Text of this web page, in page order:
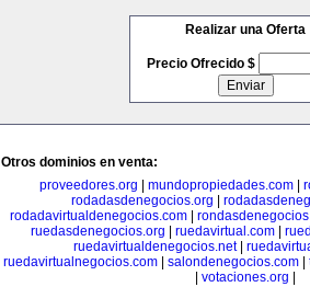
Realizar una Oferta
Precio Ofrecido $
Otros dominios en venta:
proveedores.org
mundopropiedades.com
rodadasdenegocios.org
rodadavirtualdenegocios.com|
ruedasdenegocios.org
ruedavirtual.com|
ruedavirtualdenegocios.net|
ruedavirtualnegocios.com| salondenegocios.com|
votaciones.org